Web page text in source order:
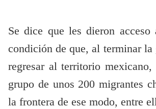
Se dice que les dieron
condición de que, al terminar la
regresar al territorio
grupo de unos 200 migrantes
la frontera de ese modo, entre